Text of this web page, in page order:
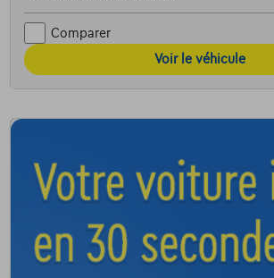
Comparer
Voir le véhicule